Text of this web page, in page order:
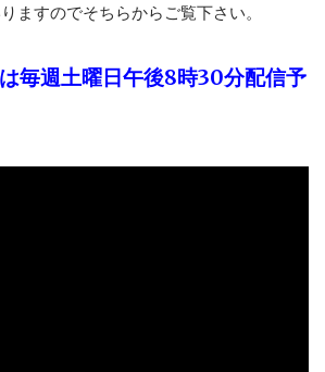
ますのでそちらからご覧下さい。
は毎週土曜日午後8時30分配信予